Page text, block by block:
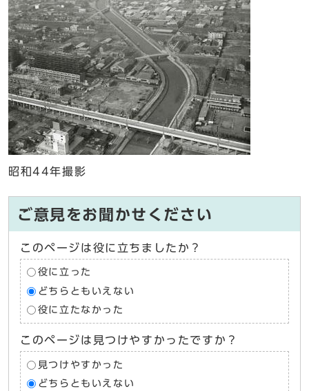
昭和44年撮影
ご意見をお聞かせください
このページは役に立ちましたか？
役に立った
どちらともいえない
役に立たなかった
このページは見つけやすかったですか？
見つけやすかった
どちらともいえない